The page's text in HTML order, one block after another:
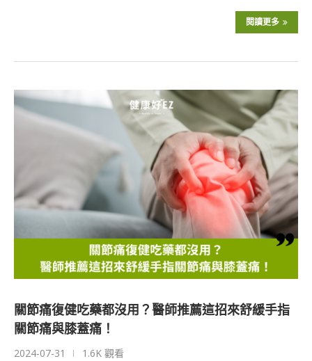
閱讀更多
關節痛復健吃藥都沒用？醫師推薦這招來舒緩手指
關節痛與膝蓋痛！
2024-07-31 1.6K 觀看